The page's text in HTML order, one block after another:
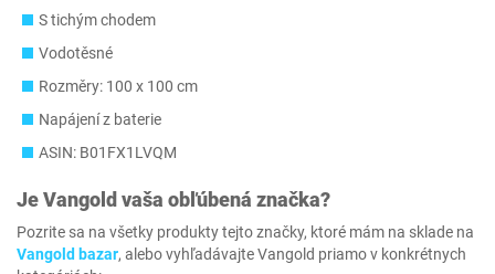
S tichým chodem
Vodotěsné
Rozměry: 100 x 100 cm
Napájení z baterie
ASIN: B01FX1LVQM
JeVangold vaša obľúbená značka?
Pozrite sa na všetky produkty tejto značky, ktoré mám na sklade na
Vangold bazar, alebo vyhľadávajte Vangold priamo v konkrétnych